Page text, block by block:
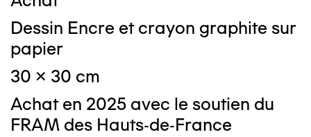
Dessin Encre et crayon graphite sur
papier
30 x 30 cm
Achat en 2025 avec le soutien du
FRAM des Hauts-de-France